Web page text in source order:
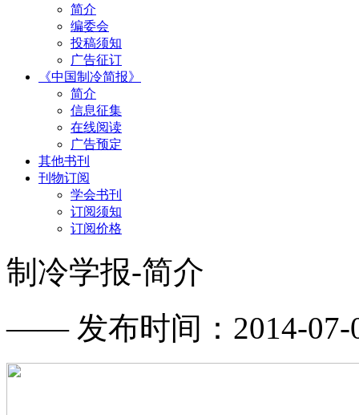
简介
编委会
投稿须知
广告征订
《中国制冷简报》
简介
信息征集
在线阅读
广告预定
其他书刊
刊物订阅
学会书刊
订阅须知
订阅价格
制冷学报-简介
—— 发布时间：2014-